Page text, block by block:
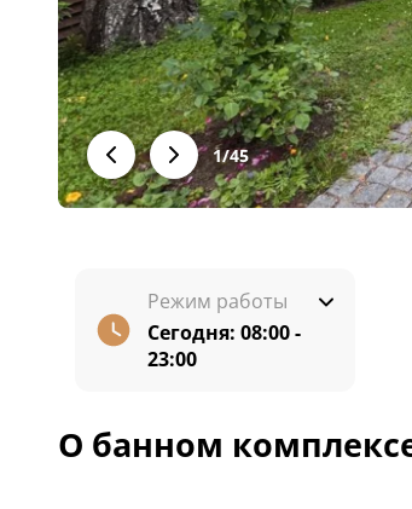
1/45
Режим работы
Сегодня: 08:00 -
23:00
О банном